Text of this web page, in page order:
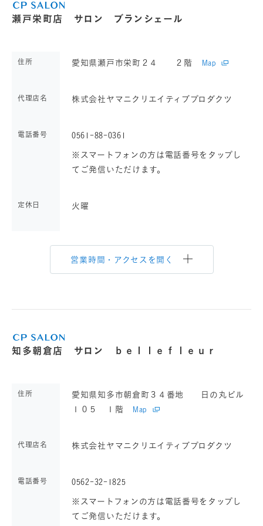
瀬戸栄町店 サロン ブランシェール
住所 愛知県瀬戸市栄町２４ ２階 Map
代理店名 株式会社ヤマニクリエイティブプロダクツ
電話番号 0561-88-0361
※スマートフォンの方は電話番号をタップし
てご発信いただけます。
定休日 火曜
営業時間・アクセスを開く
知多朝倉店 サロン ｂｅｌｌｅｆｌｅｕｒ
住所
愛知県知多市朝倉町３４番地 日の丸ビル
１０５ １階
Map
代理店名 株式会社ヤマニクリエイティブプロダクツ
電話番号 0562-32-1825
※スマートフォンの方は電話番号をタップし
てご発信いただけます。